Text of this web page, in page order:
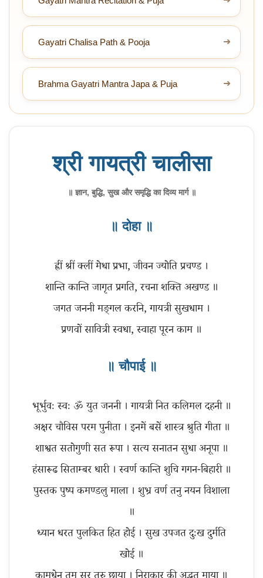
Gayatri Chalisa Path & Pooja ➜
Brahma Gayatri Mantra Japa & Puja ➜
श्री गायत्री चालीसा
॥ ज्ञान, बुद्धि, सुख और समृद्धि का दिव्य मार्ग ॥
॥ दोहा ॥
ह्रीं श्रीं क्लीं मेधा प्रभा, जीवन ज्योति प्रचण्ड ।
शान्ति कान्ति जागृत प्रगति, रचना शक्ति अखण्ड ॥
जगत जननी मङ्गल करनि, गायत्री सुखधाम ।
प्रणवों सावित्री स्वधा, स्वाहा पूरन काम ॥
॥ चौपाई ॥
भूर्भुवः स्वः ॐ युत जननी । गायत्री नित कलिमल दहनी ॥
अक्षर चौविस परम पुनीता । इनमें बसें शास्त्र श्रुति गीता ॥
शाश्वत सतोगुणी सत रूपा । सत्य सनातन सुधा अनूपा ॥
हंसारूढ सिताम्बर धारी । स्वर्ण कान्ति शुचि गगन-बिहारी ॥
पुस्तक पुष्प कमण्डलु माला । शुभ्र वर्ण तनु नयन विशाला
॥
ध्यान धरत पुलकित हित होई । सुख उपजत दुःख दुर्मति
खोई ॥